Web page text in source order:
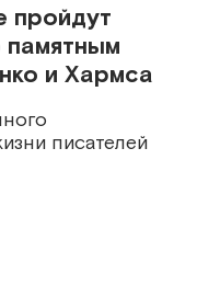
пройдут
памятным
и Хармса
писателей